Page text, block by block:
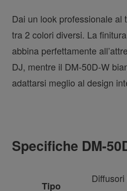
Dai un look professionale al
tra 2 colori diversi. La
abbina perfettamente
DJ, mentre il DM-50D-W
adattarsi meglio al design
Specifiche DM-
Tipo